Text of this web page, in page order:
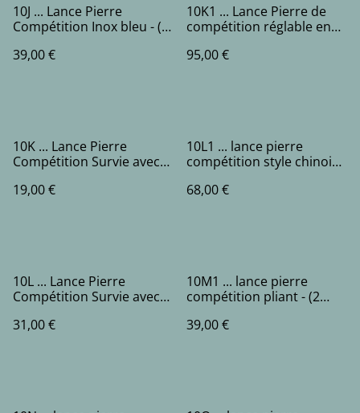
10J ... Lance Pierre
Compétition Inox bleu - (1
39,00 €
10K1 ... Lance Pierre de
compétition réglable en
bandes)
95,00 €
10K ... Lance Pierre
Compétition Survie avec
19,00 €
10L1 ... lance pierre
compétition style chinois
bandes)
68,00 €
10L ... Lance Pierre
Compétition Survie avec
31,00 €
10M1 ... lance pierre
compétition pliant - (2
39,00 €